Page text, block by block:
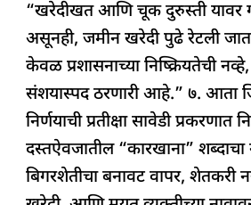
“खरेदीखत आणि चूक दुरुस्ती यावर
असूनही, जमीन खरेदी पुढे रेटली
केवळ प्रशासनाच्या निष्क्रियतेची
संशयास्पद ठरणारी आहे.” ७. आता
निर्णयाची प्रतीक्षा सावेडी प्रकरणात
दस्तऐवजातील “कारखाना”
बिगरशेतीचा बनावट वापर, शेतकरी